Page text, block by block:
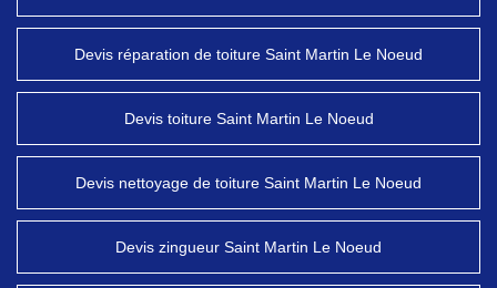
Devis réparation de toiture Saint Martin Le Noeud
Devis toiture Saint Martin Le Noeud
Devis nettoyage de toiture Saint Martin Le Noeud
Devis zingueur Saint Martin Le Noeud